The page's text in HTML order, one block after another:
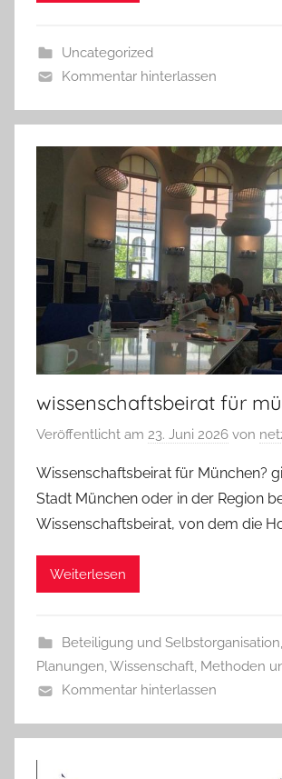
Uncategorized
Kommentar hinterlassen
wissenschaftsbeirat für
Veröffentlicht am 23. Juni 2026 von
Wissenschaftsbeirat für München?
Stadt München oder in der Region
Wissenschaftsbeirat, von dem die
Weiterlesen
Beteiligung und Selbstorganisation,
Planungen,Wissenschaft, Methoden
Kommentar hinterlassen